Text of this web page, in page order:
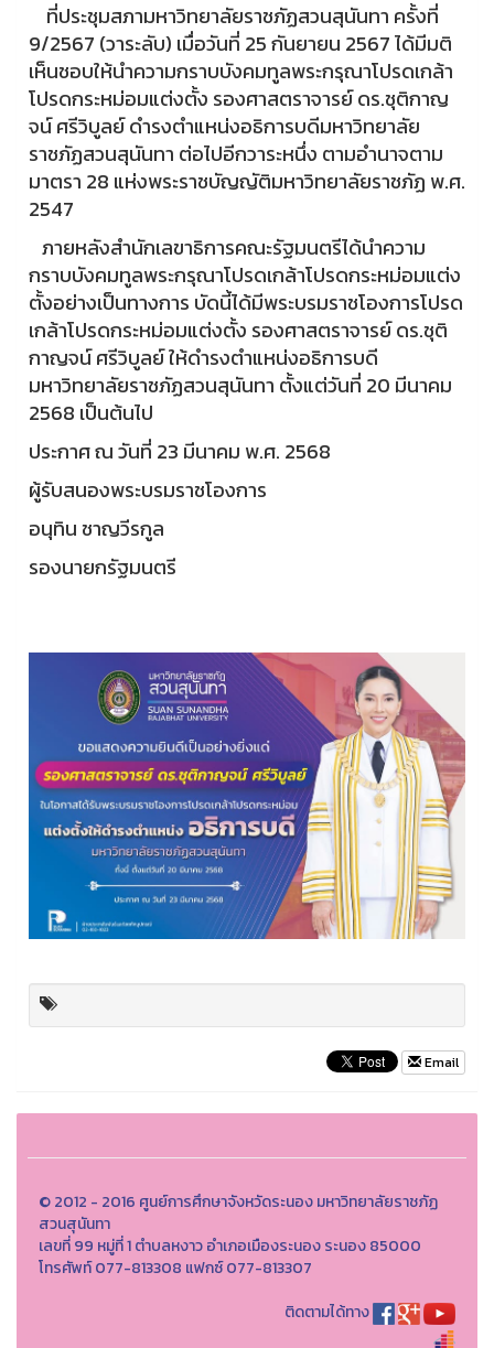
ที่ประชุมสภามหาวิทยาลัยราชภัฏสวนสุนันทา ครั้งที่
9/2567 (วาระลับ) เมื่อวันที่ 25 กันยายน 2567 ได้มีมติ
เห็นชอบให้นำความกราบบังคมทูลพระกรุณาโปรดเกล้า
โปรดกระหม่อมแต่งตั้ง รองศาสตราจารย์ ดร.ชุติกาญ
จน์ ศรีวิบูลย์ ดำรงตำแหน่งอธิการบดีมหาวิทยาลัย
ราชภัฏสวนสุนันทา ต่อไปอีกวาระหนึ่ง ตามอำนาจตาม
มาตรา 28 แห่งพระราชบัญญัติมหาวิทยาลัยราชภัฏ พ.ศ.
2547
ภายหลังสำนักเลขาธิการคณะรัฐมนตรีได้นำความ
กราบบังคมทูลพระกรุณาโปรดเกล้าโปรดกระหม่อมแต่ง
ตั้งอย่างเป็นทางการ บัดนี้ได้มีพระบรมราชโองการโปรด
เกล้าโปรดกระหม่อมแต่งตั้ง รองศาสตราจารย์ ดร.ชุติ
กาญจน์ ศรีวิบูลย์ ให้ดำรงตำแหน่งอธิการบดี
มหาวิทยาลัยราชภัฏสวนสุนันทา ตั้งแต่วันที่ 20 มีนาคม
2568 เป็นต้นไป
ประกาศ ณ วันที่ 23 มีนาคม พ.ศ. 2568
ผู้รับสนองพระบรมราชโองการ
อนุทิน ชาญวีรกูล
รองนายกรัฐมนตรี
Email
© 2012 - 2016 ศูนย์การศึกษาจังหวัดระนอง มหาวิทยาลัยราชภัฏ
สวนสุนันทา
เลขที่ 99 หมู่ที่ 1 ตำบลหงาว อำเภอเมืองระนอง ระนอง 85000
โทรศัพท์ 077-813308 แฟกซ์ 077-813307
ติดตามได้ทาง